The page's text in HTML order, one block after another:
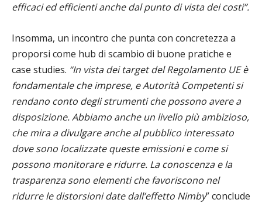
efficaci ed efficienti anche dal punto di vista dei costi”.
Insomma, un incontro che punta con concretezza a
proporsi come hub di scambio di buone pratiche e
case studies. “In vista dei target del Regolamento UE è
fondamentale che imprese, e Autorità Competenti si
rendano conto degli strumenti che possono avere a
disposizione. Abbiamo anche un livello più ambizioso,
che mira a divulgare anche al pubblico interessato
dove sono localizzate queste emissioni e come si
possono monitorare e ridurre. La conoscenza e la
trasparenza sono elementi che favoriscono nel
ridurre le distorsioni date dall’effetto Nimby” conclude